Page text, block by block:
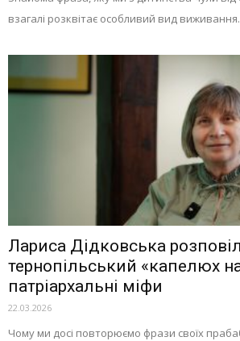
взагалі розквітає особливий вид
Лариса Дідковська
тернопільський «капелюх
патріархальні міфи
22.03.2026
Чому ми досі повторюємо фрази своїх